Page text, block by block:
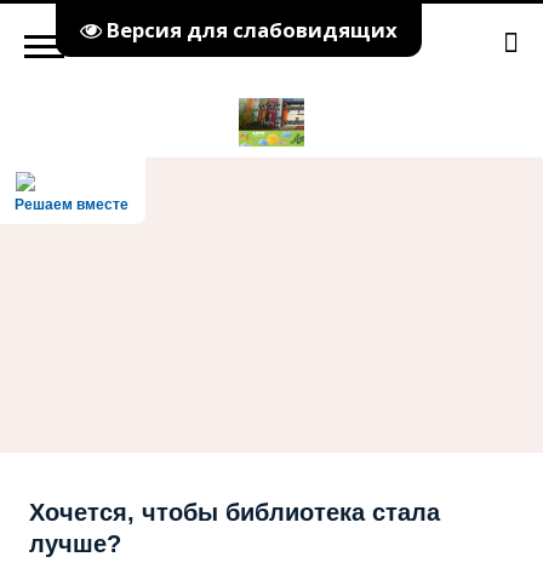
Версия для слабовидящих
Решаем вместе
Хочется, чтобы библиотека стала
лучше?